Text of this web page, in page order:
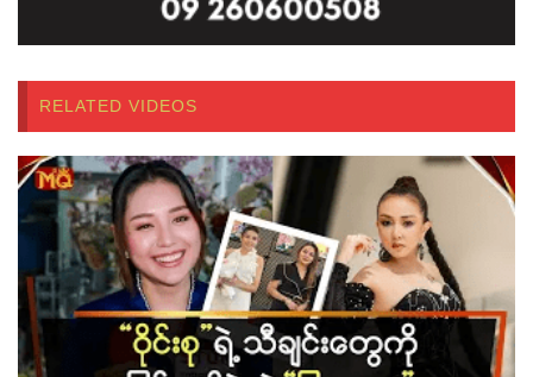
RELATED VIDEOS